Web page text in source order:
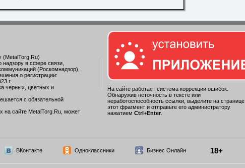
(MetalTorg.Ru)
надзору в сфере связи,
(Роскомнадзор),
о регистрации:
г.
черных, цветных и
с обязательной
сайте MetalTorg.Ru, может
На сайте работает система коррекции ошибок.
Обнаружив неточность в тексте или
неработоспособность ссылки, выделите на странице
этот фрагмент и отправьте его администратору
нажатием Ctrl+Enter.
ВКонтакте Одноклассники Бизнес Онлайн 18+